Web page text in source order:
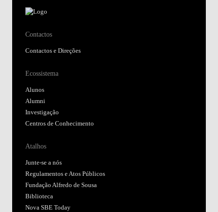
Contactos
Contactos e Direções
Ecossistema
Alunos
Alumni
Investigação
Centros de Conhecimento
Atalhos
Junte-se a nós
Regulamentos e Atos Públicos
Fundação Alfredo de Sousa
Biblioteca
Nova SBE Today